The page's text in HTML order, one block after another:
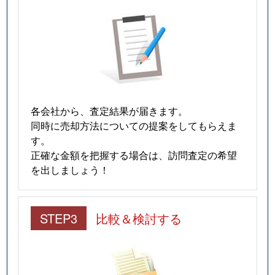
各会社から、査定結果が届きます。
同時に売却方法についての提案をしてもらえま
す。
正確な金額を把握する場合は、訪問査定の希望
を出しましょう！
STEP3 比較＆検討する